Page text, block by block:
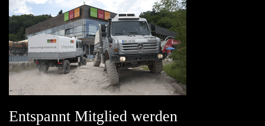
Entspannt Mitglied werden